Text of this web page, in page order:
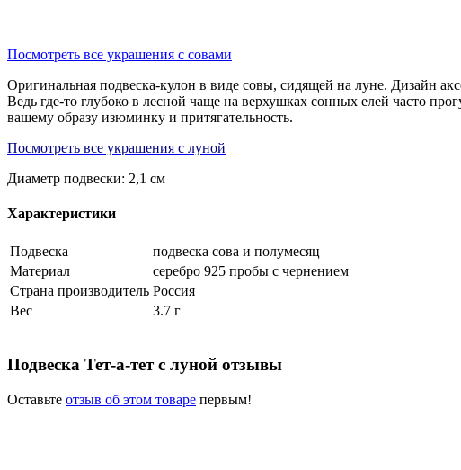
Посмотреть все украшения с совами
Оригинальная подвеска-кулон в виде совы, сидящей на луне. Дизайн
Ведь где-то глубоко в лесной чаще на верхушках сонных елей часто
вашему образу изюминку и притягательность.
Посмотреть все украшения с луной
Диаметр подвески: 2,1 см
Характеристики
Подвеска
подвеска сова и полумесяц
Материал
серебро 925 пробы с чернением
Страна производитель Россия
Вес
3.7 г
Подвеска Тет-а-тет с луной отзывы
Оставьте отзыв об этом товаре первым!